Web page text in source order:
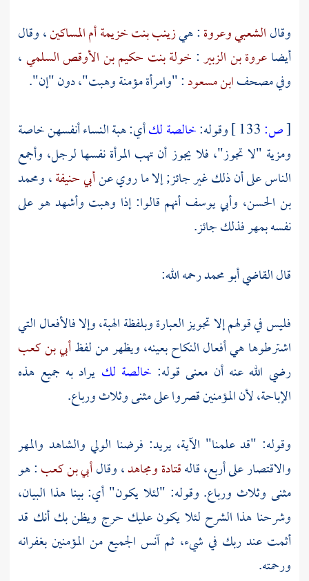
وقالالشعبيوعروة: هيزينب بنت خزيمة أم المساكين، وقال
أيضاعروة بن الزبير: خولة بنت حكيم بن الأوقص السلمي،
وفي مصحفابن مسعود: "وامرأة مؤمنة وهبت"، دون "إن".
[ص: وقوله:خالصة لكأي: هبة النساء أنفسهن خاصة
ومزية "لا تجوز"، فلا يجوز أن تهب المرأة نفسها لرجل، وأجمع
الناس على أن ذلك غير جائز; إلا ما روي عنأبي حنيفة،ومحمد
بن الحسن، وأبي يوسف أنهم قالوا: إذا وهبت وأشهد هو على
نفسه بمهر فذلك جائز.
قالالقاضي أبو محمدرحمه الله:
فليس في قولهم إلا تجويز العبارة وبلفظة الهبة، وإلا فالأفعال التي
اشترطوها هي أفعال النكاح بعينه، ويظهر من لفظأبي بن كعب
رضي الله عنه أن معنى قوله: خالصة لك يراد به جميع هذه
الإباحة، لأن المؤمنين قصروا على مثنى وثلاث ورباع.
وقوله: "قد علمنا" الآية، يريد: فرضنا الولي والشاهد والمهر
والاقتصار على أربع، قالهقتادةومجاهد، وقالأبي بن كعب: هو
مثنى وثلاث ورباع. وقوله: "لئلا يكون" أي: بينا هذا البيان،
وشرحنا هذا الشرح لئلا يكون عليك حرج ويظن بك أنك قد
أثمت عند ربك في شيء، ثم آنس الجميع من المؤمنين بغفرانه
ورحمته.